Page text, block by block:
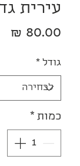
עירית
גודל *
כמות *